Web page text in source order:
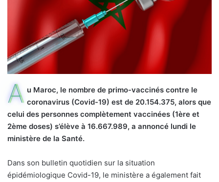
A u Maroc, le nombre de primo-vaccinés contre le
coronavirus (Covid-19) est de 20.154.375, alors que
celui des personnes complètement vaccinées (1ère et
2ème doses) s’élève à 16.667.989, a annoncé lundi le
ministère de la Santé.
Dans son bulletin quotidien sur la situation
épidémiologique Covid-19, le ministère a également fait